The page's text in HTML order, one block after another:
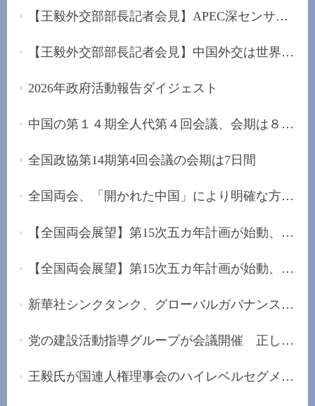
【王毅外交部部長記者会見】APEC深センサミットを...
【王毅外交部部長記者会見】中国外交は世界的な混...
2026年政府活動報告ダイジェスト
中国の第１４期全人代第４回会議、会期は８日間
全国政協第14期第4回会議の会期は7日間
全国両会、「開かれた中国」により明確な方向性を...
【全国両会展望】第15次五カ年計画が始動、未来産...
【全国両会展望】第15次五カ年計画が始動、「安定...
新華社シンクタンク、グローバルガバナンスの改革...
党の建設活動指導グループが会議開催 正しい政治...
王毅氏が国連人権理事会のハイレベルセグメントに...